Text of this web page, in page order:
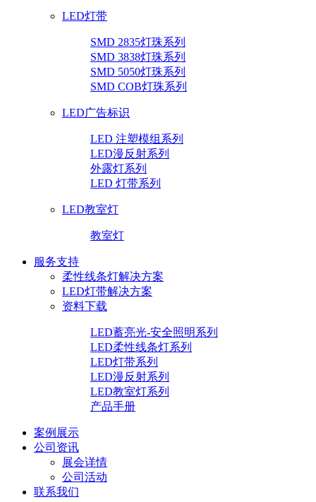
LED灯带
SMD 2835灯珠系列
SMD 3838灯珠系列
SMD 5050灯珠系列
SMD COB灯珠系列
LED广告标识
LED 注塑模组系列
LED漫反射系列
外露灯系列
LED 灯带系列
LED教室灯
教室灯
服务支持
柔性线条灯解决方案
LED灯带解决方案
资料下载
LED蓄亮光-安全照明系列
LED柔性线条灯系列
LED灯带系列
LED漫反射系列
LED教室灯系列
产品手册
案例展示
公司资讯
展会详情
公司活动
联系我们